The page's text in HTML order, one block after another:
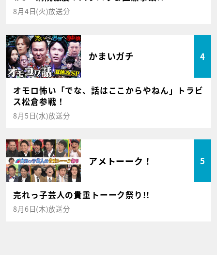
8月4日(火)放送分
かまいガチ 4
オモロ怖い「でな、話はここからやねん」トラビ
ス松倉参戦！
8月5日(水)放送分
アメトーーク！ 5
売れっ子芸人の貴重トーーク祭り!!
8月6日(木)放送分